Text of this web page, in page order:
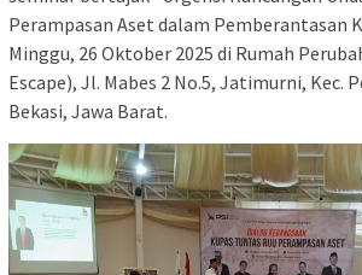
Perampasan Aset dalam Pemberantasan
Minggu, 26 Oktober 2025 di Rumah
Escape), Jl. Mabes 2 No.5, Jatimurni, Kec.
Bekasi, Jawa Barat.